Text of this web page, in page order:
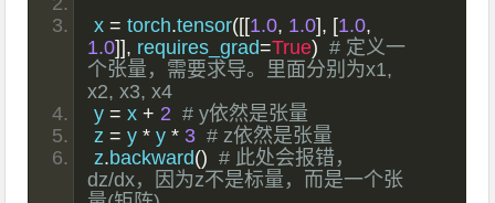
x = torch.tensor([[1.0, 1.0], [1.0,
1.0]], requires_grad=True) # 定义一
个张量，需要求导。里面分别为x1,
x2, x3, x4
y = x + 2 # y依然是张量
z = y * y * 3 # z依然是张量
z.backward() # 此处会报错，
dz/dx，因为z不是标量，而是一个张